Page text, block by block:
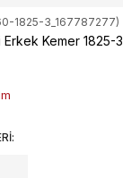
1825-3_167787277)
Kemer 1825-3